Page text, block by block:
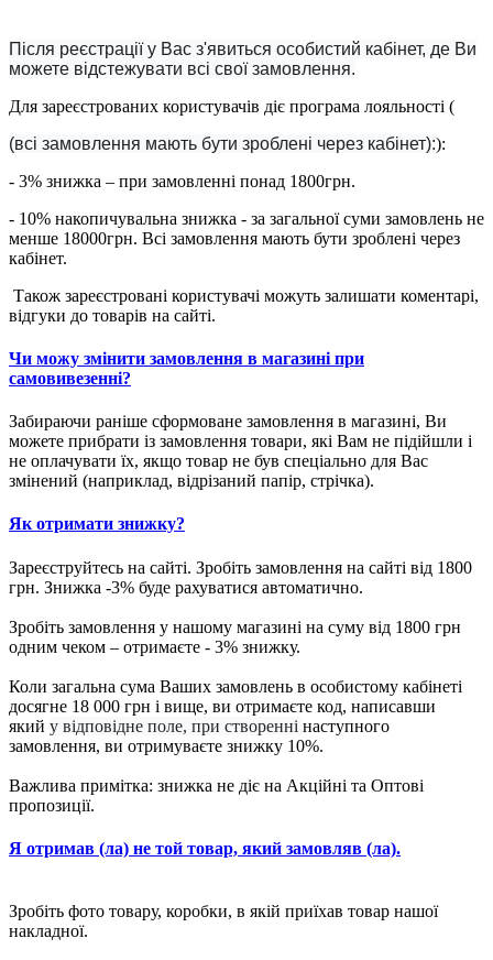
Після реєстрації у Вас з'явиться особистий кабінет, де Ви
можете відстежувати всі свої замовлення.
Для зареєстрованих користувачів діє програма лояльності (
(всі замовлення мають бути зроблені через кабінет):):
- 3% знижка – при замовленні понад 1800грн.
- 10% накопичувальна знижка - за загальної суми замовлень не
менше 18000грн. Всі замовлення мають бути зроблені через
кабінет.
Також зареєстровані користувачі можуть залишати коментарі,
відгуки до товарів на сайті.
Чи можу змінити замовлення в магазині при
самовивезенні?
Забираючи раніше сформоване замовлення в магазині, Ви
можете прибрати із замовлення товари, які Вам не підійшли і
не оплачувати їх, якщо товар не був спеціально для Вас
змінений (наприклад, відрізаний папір, стрічка).
Як отримати знижку?
Зареєструйтесь на сайті. Зробіть замовлення на сайті від 1800
грн. Знижка -3% буде рахуватися автоматично.
Зробіть замовлення у нашому магазині на суму від 1800 грн
одним чеком – отримаєте - 3% знижку.
Коли загальна сума Ваших замовлень в особистому кабінеті
досягне 18 000 грн і вище, ви отримаєте код, написавши
який у відповідне поле, при створенні наступного
замовлення, ви отримуваєте знижку 10%.
Важлива примітка: знижка не діє на Акційні та Оптові
пропозиції.
Я отримав (ла) не той товар, який замовляв (ла).
Зробіть фото товару, коробки, в якій приїхав товар нашої
накладної.